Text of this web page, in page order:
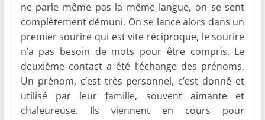
ne parle même pas la même langue, on se sent
complètement démuni. On se lance alors dans un
premier sourire qui est vite réciproque, le sourire
n’a pas besoin de mots pour être compris. Le
deuxième contact a été l’échange des prénoms.
Un prénom, c’est très personnel, c’est donné et
utilisé par leur famille, souvent aimante et
chaleureuse. Ils viennent en cours pour